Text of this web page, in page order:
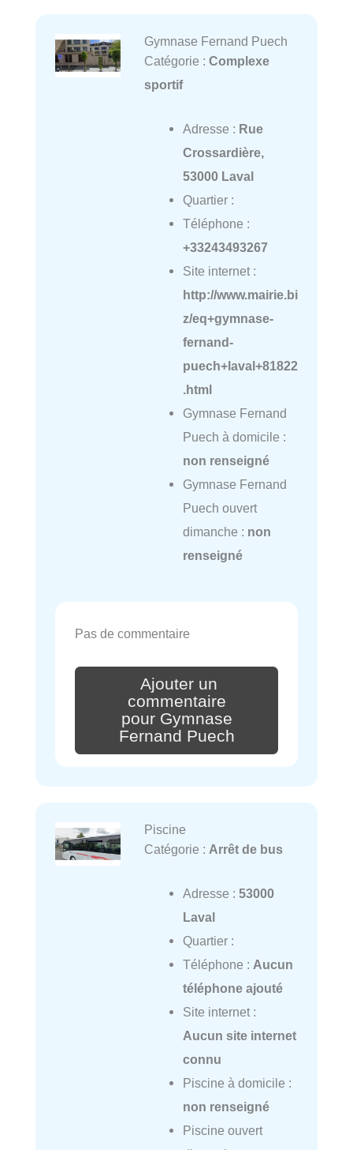
Gymnase Fernand Puech
Catégorie : Complexe
sportif
Adresse : Rue
Crossardière,
53000 Laval
Quartier :
Téléphone :
+33243493267
Site internet :
http://www.mairie.bi
z/eq+gymnase-
fernand-
puech+laval+81822
.html
Gymnase Fernand
Puech à domicile :
non renseigné
Gymnase Fernand
Puech ouvert
dimanche : non
renseigné
Pas de commentaire
Ajouter un
commentaire
pour Gymnase
Fernand Puech
Piscine
Catégorie : Arrêt de bus
Adresse : 53000
Laval
Quartier :
Téléphone : Aucun
téléphone ajouté
Site internet :
Aucun site internet
connu
Piscine à domicile :
non renseigné
Piscine ouvert